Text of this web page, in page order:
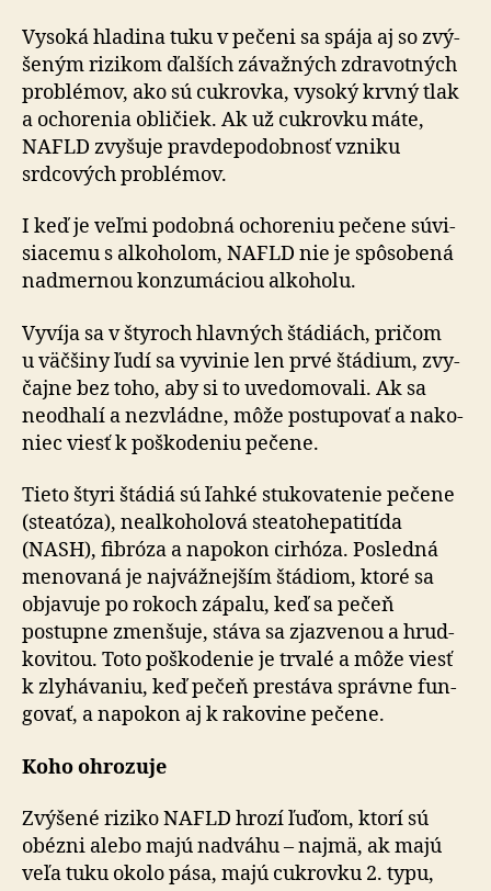
Vysoká hladina tuku v pečeni sa spája aj so zvý­
še­ným rizikom ďalších závažných zdravotných
problémov, ako sú cukrovka, vysoký krvný tlak
a ocho­re­nia obličiek. Ak už cukrovku máte,
NAFLD zvyšuje prav­de­po­dob­nosť vzniku
srdcových problémov.
I keď je veľmi podobná ochoreniu pečene sú­vi­
sia­cemu s alko­ho­lom, NAFLD nie je spô­so­bená
nad­mer­nou kon­zu­má­ciou alko­holu.
Vyvíja sa v štyroch hlavných štádiách, pričom
u väčšiny ľudí sa vy­vi­nie len prvé štádium, zvy­
čajne bez toho, aby si to uve­do­mo­vali. Ak sa
neodhalí a nezvládne, môže postu­po­vať a na­ko­
niec viesť k poško­de­niu pečene.
Tieto štyri štádiá sú ľahké stukovatenie pečene
(steatóza), ne­alko­ho­lo­vá steato­he­pa­ti­tída
(NASH), fibróza a na­po­kon cirhóza. Posledná
menovaná je naj­váž­nej­ším štádiom, ktoré sa
obja­vuje po ro­koch zápalu, keď sa pečeň
postupne zmen­šuje, stáva sa zjazvenou a hrud­
ko­vi­tou. Toto poško­de­nie je trvalé a môže viesť
k zly­há­va­niu, keď pečeň prestáva správne fun­
go­vať, a na­po­kon aj k ra­ko­vine pečene.
Koho ohrozuje
Zvýšené riziko NAFLD hrozí ľuďom, ktorí sú
obézni alebo majú nad­váhu – najmä, ak majú
veľa tuku okolo pása, majú cukrovku 2. typu,